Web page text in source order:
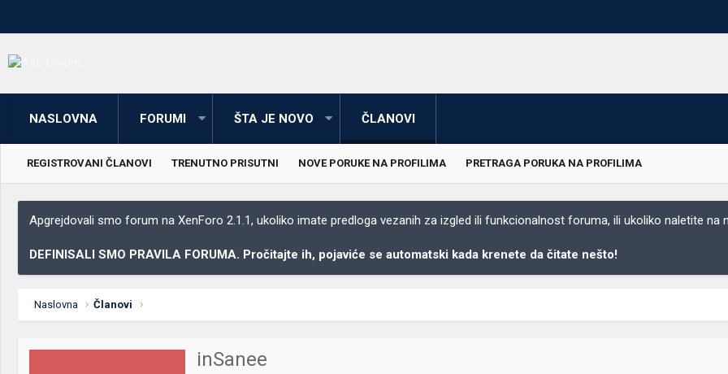
NASLOVNA FORUMI ŠTA JE NOVO ČLANOVI
REGISTROVANI ČLANOVI TRENUTNO PRISUTNI NOVE PORUKE NA PROFILIMA PRETRAGA PORUKA NA PROFILIMA
Apgrejdovali smo forum na XenForo 2.1.1, ukoliko imate predloga vezanih za izgled ili funkcionalnost foruma, ili ukoliko naletite na
DEFINISALI SMO PRAVILA FORUMA. Pročitajte ih, pojaviće se automatski kada krenete da čitate nešto!
Naslovna Članovi
inSanee